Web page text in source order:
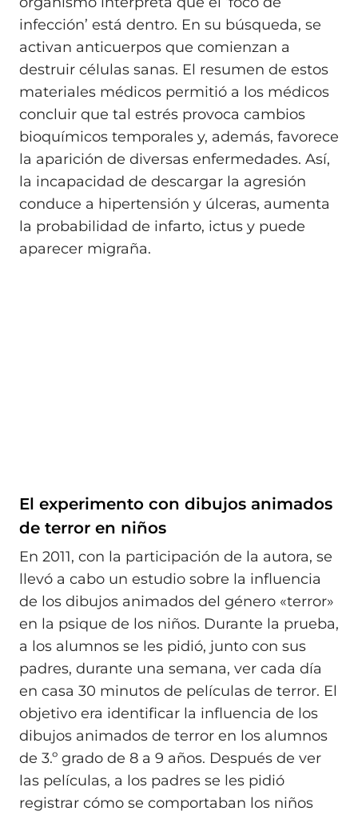
infección’ está dentro. En su búsqueda, se
activan anticuerpos que comienzan a
destruir células sanas. El resumen de estos
materiales médicos permitió a los médicos
concluir que tal estrés provoca cambios
bioquímicos temporales y, además, favorece
la aparición de diversas enfermedades. Así,
la incapacidad de descargar la agresión
conduce a hipertensión y úlceras, aumenta
la probabilidad de infarto, ictus y puede
aparecer migraña.
El experimento con dibujos animados
de terror en niños
En 2011, con la participación de la autora, se
llevó a cabo un estudio sobre la influencia
de los dibujos animados del género «terror»
en la psique de los niños. Durante la prueba,
a los alumnos se les pidió, junto con sus
padres, durante una semana, ver cada día
en casa 30 minutos de películas de terror. El
objetivo era identificar la influencia de los
dibujos animados de terror en los alumnos
de 3.º grado de 8 a 9 años. Después de ver
las películas, a los padres se les pidió
registrar cómo se comportaban los niños